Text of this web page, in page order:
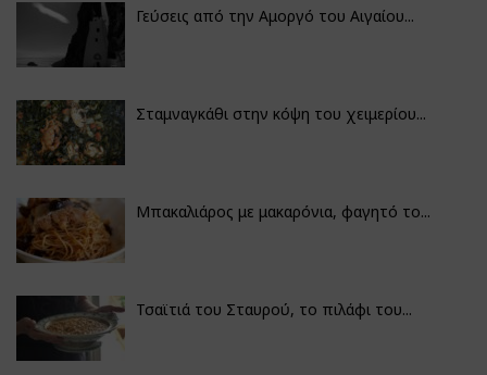
Γεύσεις από την Αμοργό του Αιγαίου...
Σταμναγκάθι στην κόψη του χειμερίου...
Μπακαλιάρος με μακαρόνια, φαγητό το...
Τσαϊτιά του Σταυρού, το πιλάφι του...